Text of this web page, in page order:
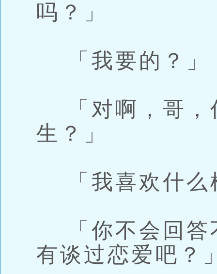
吗？」
「我要的？」
「对啊，哥，
生？」
「我喜欢什么
「你不会回答
有谈过恋爱吧？